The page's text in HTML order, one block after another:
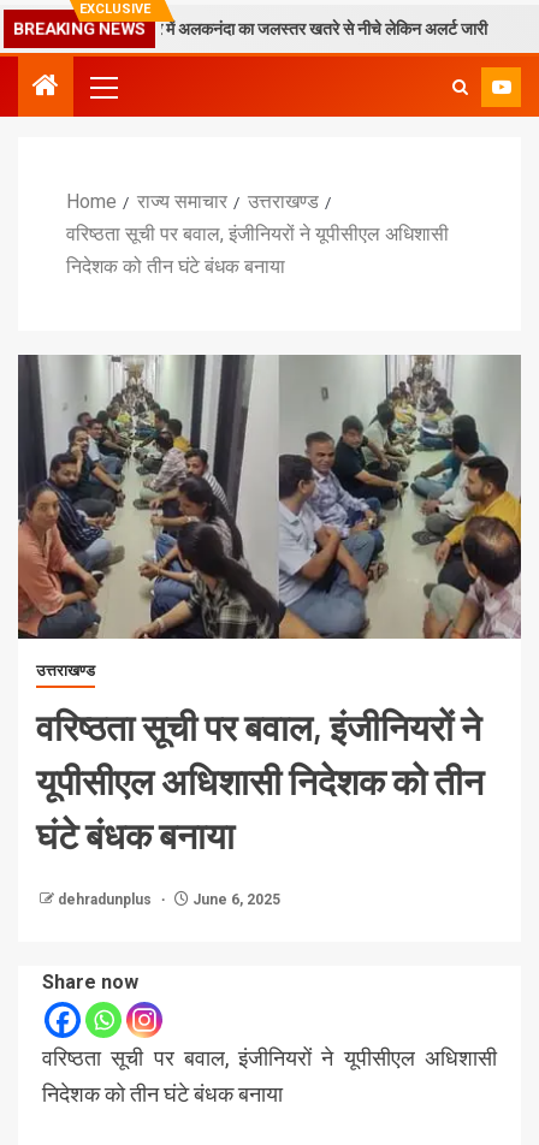
EXCLUSIVE
BREAKING NEWS
मलबा, श्रीनगर में अलकनंदा का जलस्तर खतरे से नीचे लेकिन अलर्ट जारी
Home राज्य समाचार
उत्तराखण्ड
वरिष्ठता सूची पर बवाल, इंजीनियरों ने यूपीसीएल अधिशासी
निदेशक को तीन घंटे बंधक बनाया
उत्तराखण्ड
वरिष्ठता सूची पर बवाल, इंजीनियरों ने
यूपीसीएल अधिशासी निदेशक को तीन
घंटे बंधक बनाया
dehradunplus June 6, 2025
Share now
वरिष्ठता सूची पर बवाल, इंजीनियरों ने यूपीसीएल अधिशासी
निदेशक को तीन घंटे बंधक बनाया